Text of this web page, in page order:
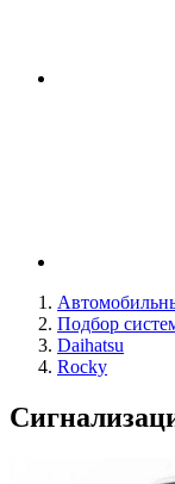
Подбор
Daihatsu
Rocky